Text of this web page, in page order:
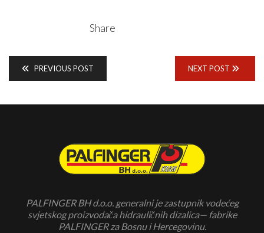
Share
PREVIOUS POST NEXT POST
PALFINGER BH d.o.o. generalni je zastupnik vodećeg
svjetskog proizvodača hidrauličnih dizalica— fabrike
PALFINGER za Bosnu i Hercegovinu.